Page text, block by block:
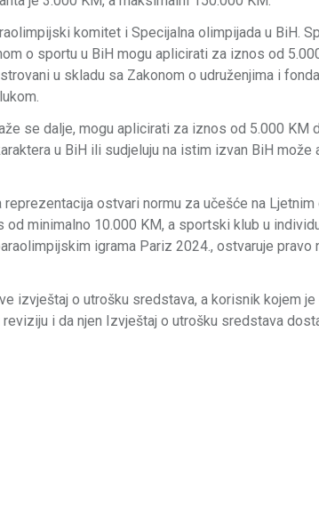
komitet i Specijalna olimpijada u BiH.
o sportu u BiH mogu aplicirati za iznos od
u skladu sa Zakonom o udruženjima i
se dalje, mogu aplicirati za iznos od 5.000 KM
u BiH ili sudjeluju na istim izvan BiH
ostvari normu za učešće na
minimalno 10.000 KM, a sportski klub u
igrama Pariz 2024., ostvaruje pravo
izvještaj o utrošku sredstava, a korisnik kojem
i da njen Izvještaj o utrošku sredstava